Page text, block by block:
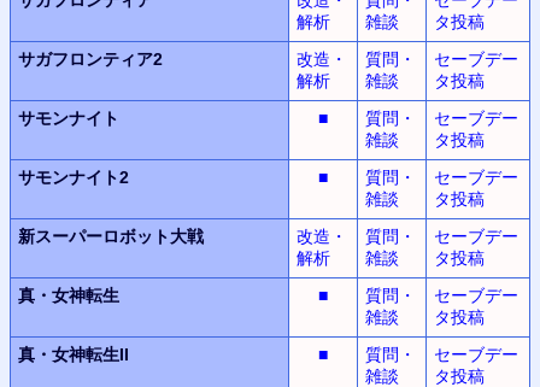
解析
雑談
タ投稿
サガフロンティア2
改造・
解析
質問・
雑談
セーブデー
タ投稿
サモンナイト
■
質問・
雑談
セーブデー
タ投稿
サモンナイト2
■
質問・
雑談
セーブデー
タ投稿
新スーパーロボット大戦
改造・
解析
質問・
雑談
セーブデー
タ投稿
真・女神転生
■
質問・
雑談
セーブデー
タ投稿
真・女神転生II
■
質問・
雑談
セーブデー
タ投稿